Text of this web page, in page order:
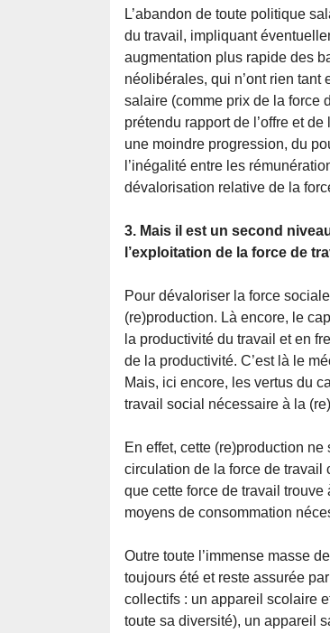
L’abandon de toute politique
du travail, impliquant
augmentation plus rapide des
néolibérales, qui n’ont rien
salaire (comme prix de la force
prétendu rapport de l’offre et
une moindre progression, du
l’inégalité entre les
dévalorisation relative de la
3. Mais il est un second
l’exploitation de la force de
Pour dévaloriser la force
(re)production. Là encore, le
la productivité du travail et en
de la productivité. C’est là le
Mais, ici encore, les vertus du
travail social nécessaire à la
En effet, cette (re)production
circulation de la force de travail
que cette force de travail
moyens de consommation
Outre toute l’immense masse
toujours été et reste assurée
collectifs : un appareil scolaire
toute sa diversité), un appareil